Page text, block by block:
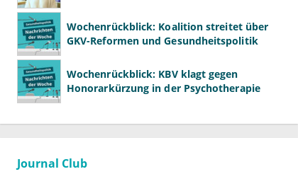
Wochenrückblick: Koalition streitet über
GKV-Reformen und Gesundheitspolitik
Wochenrückblick: KBV klagt gegen
Honorarkürzung in der Psychotherapie
Journal Club